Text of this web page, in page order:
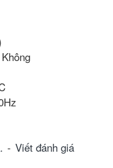
- Viết đánh giá